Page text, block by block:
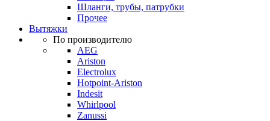
Шланги, трубы, патрубки
Прочее
Вытяжки
По производителю
AEG
Ariston
Electrolux
Hotpoint-Ariston
Indesit
Whirlpool
Zanussi